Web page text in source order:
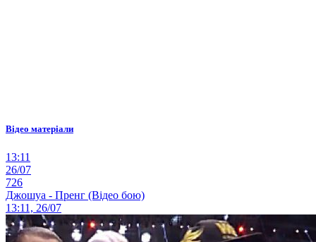
Відео матеріали
13:11
26/07
726
Джошуа - Пренг (Відео бою)
13:11, 26/07